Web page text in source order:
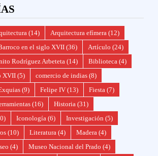
(14) Arquitectura efímera (12)
en el siglo XVII(36) Artículo (24)
Rodríguez Arbeteta (14) Biblioteca (4)
XVII (5) comercio de indias (8)
(9) Felipe IV (13) Fiesta (7)
(16) Historia (31)
Iconología (6) Investigación (5)
(10) Literatura (4) Madera (4)
(4) Museo Nacional del Prado (4)